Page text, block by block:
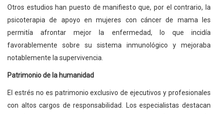
Otros estudios han puesto de manifiesto que, por el contrario, la
psicoterapia de apoyo en mujeres con cáncer de mama les
permitía afrontar mejor la enfermedad, lo que incidía
favorablemente sobre su sistema inmunológico y mejoraba
notablemente la supervivencia.
Patrimonio de la humanidad
El estrés no es patrimonio exclusivo de ejecutivos y profesionales
con altos cargos de responsabilidad. Los especialistas destacan